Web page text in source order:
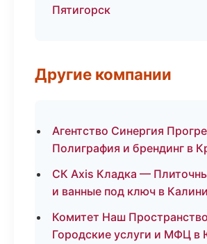
Пятигорск
Другие компании
Агентство Синергия
Полиграфия и брендинг в
СК Axis Кладка —
и ванные под ключ в
Комитет Наш
Городские услуги и МФЦ